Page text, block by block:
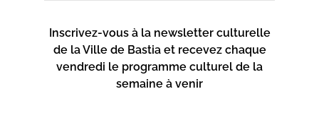
Inscrivez-vous à la newsletter culturelle
de la Ville de Bastia et recevez chaque
vendredi le programme culturel de la
semaine à venir